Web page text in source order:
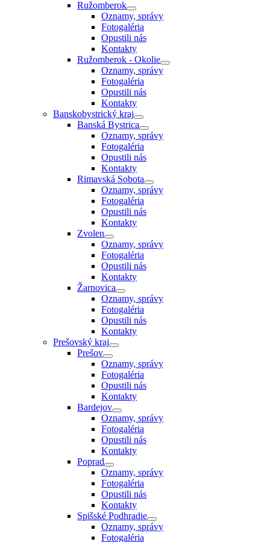
Ružomberok
Oznamy, správy
Fotogaléria
Opustili nás
Kontakty
Ružomberok - Okolie
Oznamy, správy
Fotogaléria
Opustili nás
Kontakty
Banskobystrický kraj
Banská Bystrica
Oznamy, správy
Fotogaléria
Opustili nás
Kontakty
Rimavská Sobota
Oznamy, správy
Fotogaléria
Opustili nás
Kontakty
Zvolen
Oznamy, správy
Fotogaléria
Opustili nás
Kontakty
Žarnovica
Oznamy, správy
Fotogaléria
Opustili nás
Kontakty
Prešovský kraj
Prešov
Oznamy, správy
Fotogaléria
Opustili nás
Kontakty
Bardejov
Oznamy, správy
Fotogaléria
Opustili nás
Kontakty
Poprad
Oznamy, správy
Fotogaléria
Opustili nás
Kontakty
Spišské Podhradie
Oznamy, správy
Fotogaléria